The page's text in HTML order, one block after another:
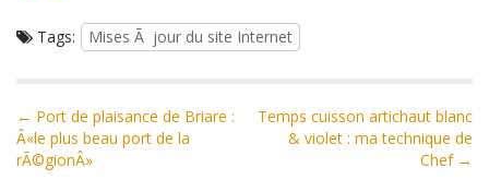
Tags: Mises Ã jour du site Internet
P
o
s
← Port de plaisance de Briare :
Â«le plus beau port de la
rÃ©gionÂ»
Temps cuisson artichaut blanc
& violet : ma technique de
Chef →